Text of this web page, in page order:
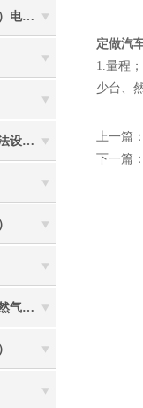
大台面电子地磅（广东地磅）电子汽车衡
无线便携式轴重秤（交警执法设备）
液化气充装电子秤（防爆天然气灌装称）
定做汽
1.量程
少台、
上一篇
下一篇